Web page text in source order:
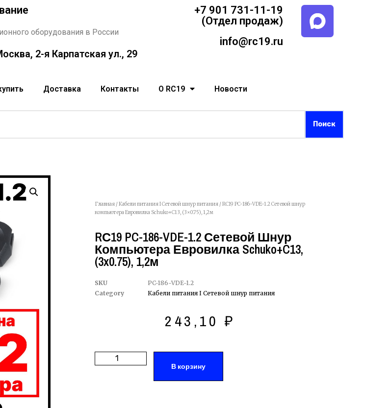
оборудования в России
2-я Карпатская ул., 29
+7 901 731-11-19
(Отдел продаж)
info@rc19.ru
Доставка Контакты О RC19 Новости
Главная /Кабели питания I Сетевой шнур питания / RС19 PC-186-VDE-1.2 Сетевой шнур
компьютера Евровилка Schuko+C13, (3×0.75), 1,2м
RС19 PC-186-VDE-1.2 Сетевой Шнур
Компьютера Евровилка Schuko+C13,
(3x0.75), 1,2м
SKU
PC-186-VDE-1.2
Category
Кабели питания I Сетевой шнур питания
243,10₽
В корзину